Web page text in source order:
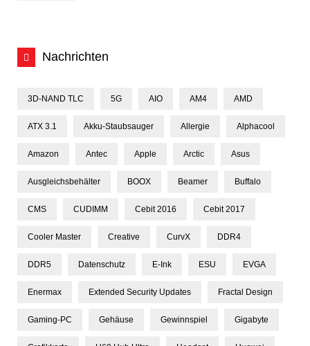
Nachrichten
3D-NAND TLC 5G AIO AM4 AMD
ATX 3.1 Akku-Staubsauger Allergie Alphacool
Amazon Antec Apple Arctic Asus
Ausgleichsbehälter BOOX Beamer Buffalo
CMS CUDIMM Cebit 2016 Cebit 2017
Cooler Master Creative CurvX DDR4
DDR5 Datenschutz E-Ink ESU EVGA
Enermax Extended Security Updates Fractal Design
Gaming-PC Gehäuse Gewinnspiel Gigabyte